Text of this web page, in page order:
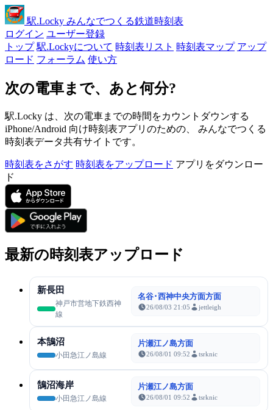
駅.Locky みんなでつくる鉄道時刻表
ログイン ユーザー登録
トップ 駅.Lockyについて 時刻表リスト 時刻表マップ アップ
ロード フォーラム 使い方
次の電車まで、あと何分?
駅.Locky は、次の電車までの時間をカウントダウンする
iPhone/Android 向け時刻表アプリのための、 みんなでつくる
時刻表データ共有サイトです。
時刻表をさがす 時刻表をアップロード アプリをダウンロー
ド
最新の時刻表アップロード
新長田
神戸市営地下鉄西神
線
名谷･西神中央方面方面
26/08/03 21:05 jettleigh
本鵠沼
小田急江ノ島線
片瀬江ノ島方面
26/08/01 09:52 tsrknic
鵠沼海岸
小田急江ノ島線
片瀬江ノ島方面
26/08/01 09:52 tsrknic